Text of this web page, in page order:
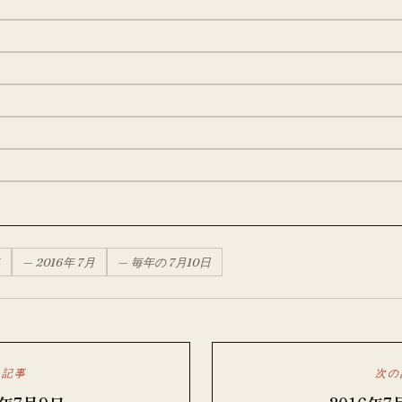
— 2016年7月 — 毎年の7月10日
事 次